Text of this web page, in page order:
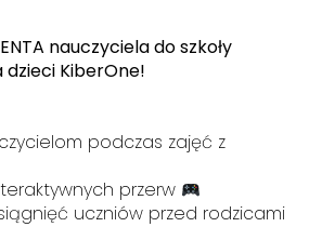
nauczyciela do szkoły
KiberOne!
podczas zajęć z
przerw
uczniów przed rodzicami